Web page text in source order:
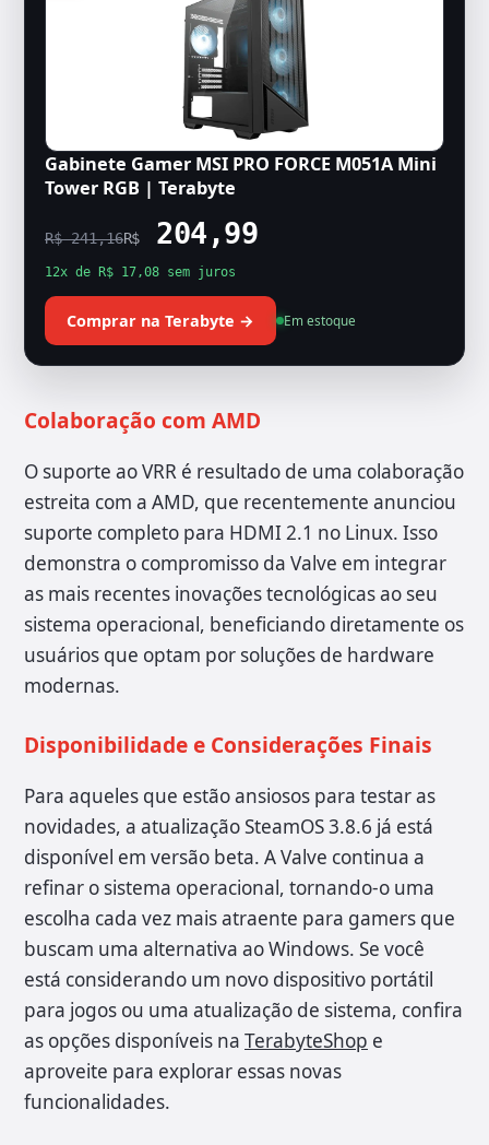
Gabinete Gamer MSI PRO FORCE M051A Mini
Tower RGB | Terabyte
R$ 241,16R$204,99
12x de R$ 17,08 sem juros
Comprar na Terabyte → Em estoque
Colaboração com AMD
O suporte ao VRR é resultado de uma colaboração
estreita com a AMD, que recentemente anunciou
suporte completo para HDMI 2.1 no Linux. Isso
demonstra o compromisso da Valve em integrar
as mais recentes inovações tecnológicas ao seu
sistema operacional, beneficiando diretamente os
usuários que optam por soluções de hardware
modernas.
Disponibilidade e Considerações Finais
Para aqueles que estão ansiosos para testar as
novidades, a atualização SteamOS 3.8.6 já está
disponível em versão beta. A Valve continua a
refinar o sistema operacional, tornando-o uma
escolha cada vez mais atraente para gamers que
buscam uma alternativa ao Windows. Se você
está considerando um novo dispositivo portátil
para jogos ou uma atualização de sistema, confira
as opções disponíveis na TerabyteShop e
aproveite para explorar essas novas
funcionalidades.